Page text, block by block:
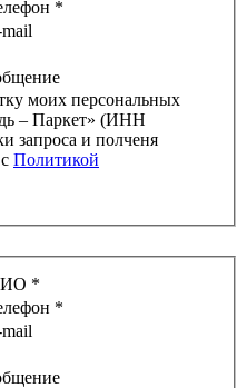
*
моих персональных
– Паркет» (ИНН
Политикой
*
*